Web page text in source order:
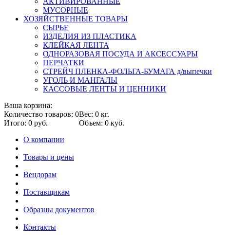
МУСОРНЫЕ
ХОЗЯЙСТВЕННЫЕ ТОВАРЫ
СЫРЬЕ
ИЗДЕЛИЯ ИЗ ПЛАСТИКА
КЛЕЙКАЯ ЛЕНТА
ОДНОРАЗОВАЯ ПОСУДА И АКСЕССУАРЫ
ПЕРЧАТКИ
СТРЕЙЧ ПЛЕНКА-ФОЛЬГА-БУМАГА д/выпечки
УГОЛЬ И МАНГАЛЫ
КАССОВЫЕ ЛЕНТЫ И ЦЕННИКИ
Ваша корзина:
Количество товаров: 0Вес: 0 кг.
Итого: 0 руб.
Объем: 0 куб.
О компании
Товары и цены
Вендорам
Поставщикам
Образцы документов
Контакты